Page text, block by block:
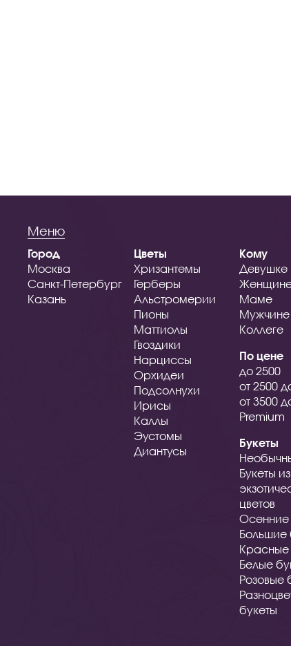
Меню
Город
Москва
Санкт-Петербург
Казань
Цветы
Хризантемы
Герберы
Альстромерии
Пионы
Маттиолы
Гвоздики
Нарциссы
Орхидеи
Подсолнухи
Ирисы
Каллы
Эустомы
Диантусы
Кому
Девушке
Маме
Мужчине
Коллеге
По цене
до 2500
от 2500
от 3500
Premium
Букеты
Букеты из
цветов
Осенние
Большие
Красные
Белые
Розовые
букеты